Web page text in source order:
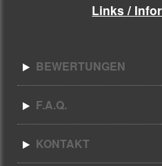
Links /
BEWERTUNGEN
F.A.Q.
KONTAKT